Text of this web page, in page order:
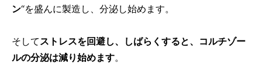
ン“を盛んに製造し、分泌し始めます。
そしてストレスを回避し、しばらくすると、コルチゾー
ルの分泌は減り始めます。